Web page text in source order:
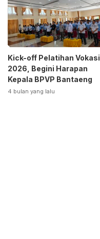
Kick-off Pelatihan Vokasi
2026, Begini Harapan
Kepala BPVP Bantaeng
4 bulan yang lalu